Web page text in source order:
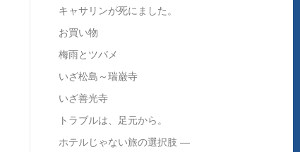
キャサリンが死にました。
お買い物
梅雨とツバメ
いざ松島～瑞巌寺
いざ善光寺
トラブルは、足元から。
ホテルじゃない旅の選択肢 ―